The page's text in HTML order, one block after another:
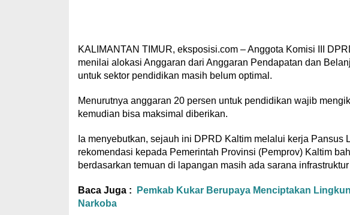
KALIMANTAN TIMUR, eksposisi.com – Anggota Komisi III
menilai alokasi Anggaran dari Anggaran Pendapatan dan
untuk sektor pendidikan masih belum optimal.
Menurutnya anggaran 20 persen untuk pendidikan wajib
kemudian bisa maksimal diberikan.
Ia menyebutkan, sejauh ini DPRD Kaltim melalui kerja
rekomendasi kepada Pemerintah Provinsi (Pemprov) Kaltim
berdasarkan temuan di lapangan masih ada sarana
Baca Juga :
Pemkab Kukar Berupaya Menciptakan
Narkoba